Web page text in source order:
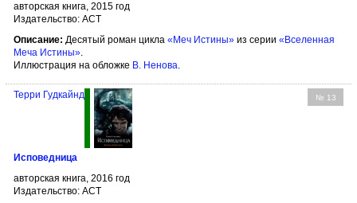
авторская книга, 2015 год
Издательство: АСТ
Описание: Десятый роман цикла «Меч Истины» из серии «Вселенная
Меча Истины»
Иллюстрация на обложке В. Ненова
№ 13
Терри Гудкайнд
Исповедница
авторская книга, 2016 год
Издательство: АСТ